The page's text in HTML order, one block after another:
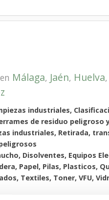
Málaga, Jaén, Huelva,
industriales,
de residuo peligroso
industriales, Retirada,
Disolventes, Equipos
Papel, Pilas, Plasticos,
Textiles, Toner, VFU,